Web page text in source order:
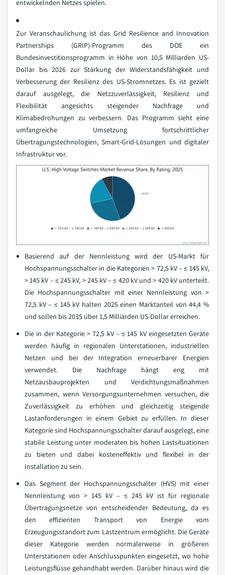
entwickelnden Netzes spielen.
Zur Veranschaulichung ist das Grid Resilience and Innovation
Partnerships (GRIP)-Programm des DOE ein
Bundesinvestitionsprogramm in Höhe von 10,5 Milliarden US-
Dollar bis 2026 zur Stärkung der Widerstandsfähigkeit und
Verbesserung der Resilienz des US-Stromnetzes. Es ist gezielt
darauf ausgelegt, die Netzzuverlässigkeit, Resilienz und
Flexibilität angesichts steigender Nachfrage und
Klimabedrohungen zu verbessern. Das Programm sieht eine
umfangreiche Umsetzung fortschrittlicher
Übertragungstechnologien, Smart-Grid-Lösungen und digitaler
Infrastruktur vor.
Basierend auf der Nennleistung wird der US-Markt für
Hochspannungsschalter in die Kategorien > 72,5 kV – ≤ 145 kV,
> 145 kV – ≤ 245 kV, > 245 kV – ≤ 420 kV und > 420 kV unterteilt.
Die Hochspannungsschalter mit einer Nennleistung von >
72,5 kV – ≤ 145 kV halten 2025 einen Marktanteil von 44,4 %
und sollen bis 2035 über 1,5 Milliarden US-Dollar erreichen.
Die in der Kategorie > 72,5 kV – ≤ 145 kV eingesetzten Geräte
werden häufig in regionalen Unterstationen, industriellen
Netzen und bei der Integration erneuerbarer Energien
verwendet. Die Nachfrage hängt eng mit
Netzausbauprojekten und Verdichtungsmaßnahmen
zusammen, wenn Versorgungsunternehmen versuchen, die
Zuverlässigkeit zu erhöhen und gleichzeitig steigende
Lastanforderungen in einem Gebiet zu erfüllen. In dieser
Kategorie sind Hochspannungsschalter darauf ausgelegt, eine
stabile Leistung unter moderaten bis hohen Lastsituationen
zu bieten und dabei kosteneffektiv und flexibel in der
Installation zu sein.
Das Segment der Hochspannungsschalter (HVS) mit einer
Nennleistung von > 145 kV – ≤ 245 kV ist für regionale
Übertragungsnetze von entscheidender Bedeutung, da es
den effizienten Transport von Energie vom
Erzeugungsstandort zum Lastzentrum ermöglicht. Die Geräte
dieser Kategorie werden normalerweise in größeren
Unterstationen oder Anschlusspunkten eingesetzt, wo hohe
Leistungsflüsse gehandhabt werden. Darüber hinaus wird die